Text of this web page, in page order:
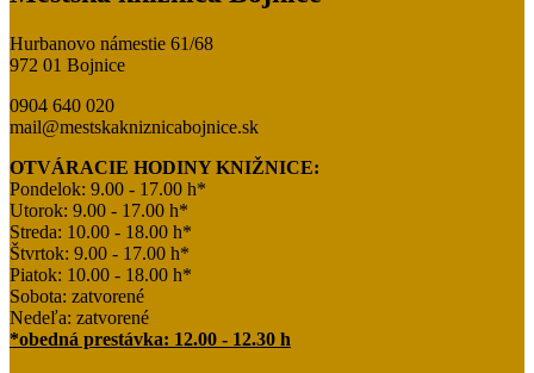
Hurbanovo námestie 61/68
972 01 Bojnice
0904 640 020
mail@mestskakniznicabojnice.sk
OTVÁRACIE HODINY KNIŽNICE:
Pondelok: 9.00 - 17.00 h*
Utorok: 9.00 - 17.00 h*
Streda: 10.00 - 18.00 h*
Štvrtok: 9.00 - 17.00 h*
Piatok: 10.00 - 18.00 h*
Sobota: zatvorené
Nedeľa: zatvorené
*obedná prestávka: 12.00 - 12.30 h